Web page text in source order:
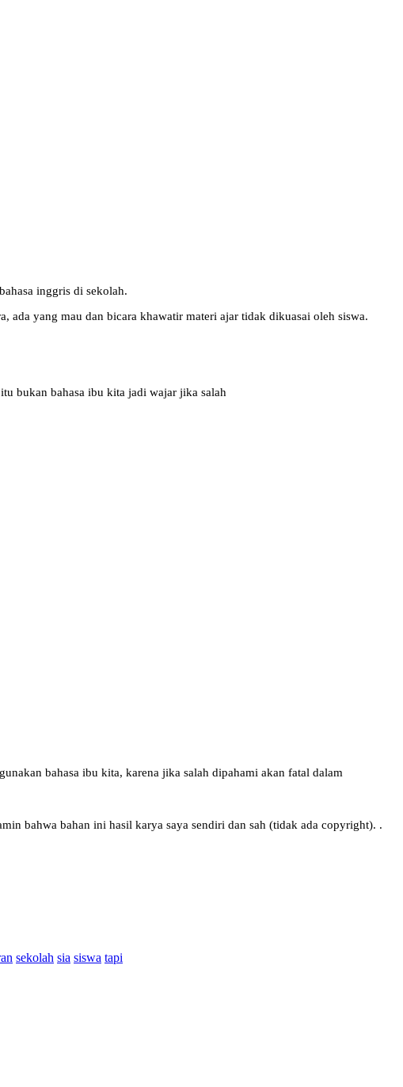
inggris di sekolah.
ada yang mau dan bicara khawatir materi ajar tidak dikuasai oleh siswa.
bukan bahasa ibu kita jadi wajar jika salah
bahasa ibu kita, karena jika salah dipahami akan fatal dalam
bahwa bahan ini hasil karya saya sendiri dan sah (tidak ada copyright). .
sekolah sia siswa tapi